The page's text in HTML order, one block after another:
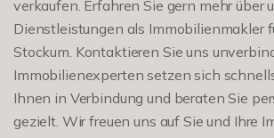
verkaufen. Erfahren Sie gern mehr über
Dienstleistungen als Immobilienmakler
Stockum. Kontaktieren Sie uns
Immobilienexperten setzen sich
Ihnen in Verbindung und beraten Sie
gezielt. Wir freuen uns auf Sie und Ihre